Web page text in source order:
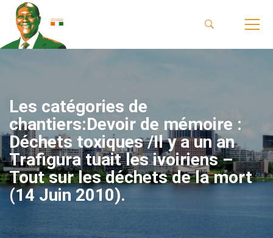
Les catégories de
chantiers:Devoir de mémoire :
Déchets toxiques /Il y a un an
Trafigura tuait les ivoiriens –
Tout sur les déchets de la mort
(14 Juin 2010).